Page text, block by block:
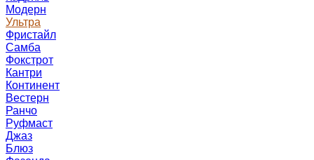
Модерн
Ультра
Фристайл
Самба
Фокстрот
Кантри
Континент
Вестерн
Ранчо
Руфмаст
Джаз
Блюз